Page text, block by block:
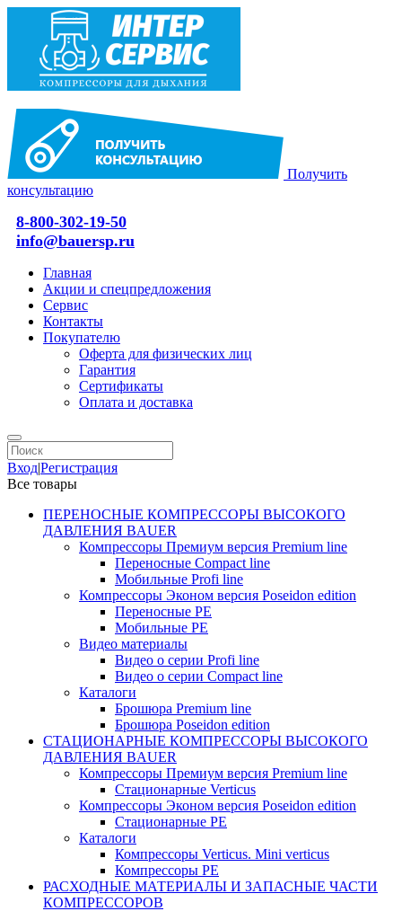
Получить
консультацию
8-800-302-19-50
info@bauersp.ru
Главная
Акции и спецпредложения
Сервис
Контакты
Покупателю
Оферта для физических лиц
Гарантия
Сертификаты
Оплата и доставка
Вход|Регистрация
Все товары
ПЕРЕНОСНЫЕ КОМПРЕССОРЫ ВЫСОКОГО
ДАВЛЕНИЯ BAUER
Компрессоры Премиум версия Premium line
Переносные Compact line
Мобильные Profi line
Компрессоры Эконом версия Poseidon edition
Переносные PE
Мобильные PE
Видео материалы
Видео о серии Profi line
Видео о серии Compact line
Каталоги
Брошюра Premium line
Брошюра Poseidon edition
СТАЦИОНАРНЫЕ КОМПРЕССОРЫ ВЫСОКОГО
ДАВЛЕНИЯ BAUER
Компрессоры Премиум версия Premium line
Стационарные Verticus
Компрессоры Эконом версия Poseidon edition
Стационарные PE
Каталоги
Компрессоры Verticus. Mini verticus
Компрессоры PE
РАСХОДНЫЕ МАТЕРИАЛЫ И ЗАПАСНЫЕ ЧАСТИ
КОМПРЕССОРОВ